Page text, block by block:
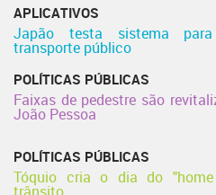
APLICATIVOS
Japão testa sistema
transporte público
POLÍTICAS PÚBLICAS
Faixas de pedestre são
João Pessoa
POLÍTICAS PÚBLICAS
Tóquio cria o dia do